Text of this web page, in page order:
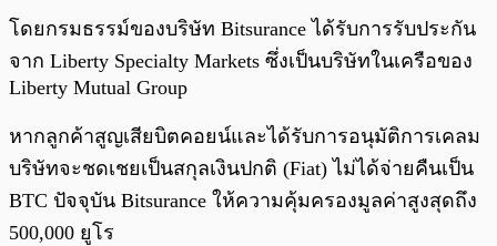
โดยกรมธรรม์ของบริษัท Bitsurance ได้รับการรับประกัน
จาก Liberty Specialty Markets ซึ่งเป็นบริษัทในเครือของ
Liberty Mutual Group
หากลูกค้าสูญเสียบิตคอยน์และได้รับการอนุมัติการเคลม
บริษัทจะชดเชยเป็นสกุลเงินปกติ (Fiat) ไม่ได้จ่ายคืนเป็น
BTC ปัจจุบัน Bitsurance ให้ความคุ้มครองมูลค่าสูงสุดถึง
500,000 ยูโร